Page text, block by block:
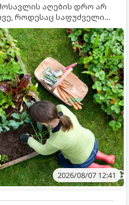
აღების დრო არ
როდესაც საფუძველი
და ბაღი მზადდება
იმისათვის, რომ
ხოლო მცენარეებმა
ბოლომდე 5
უნდა მოასწროთ:
2026/08/07 12:41